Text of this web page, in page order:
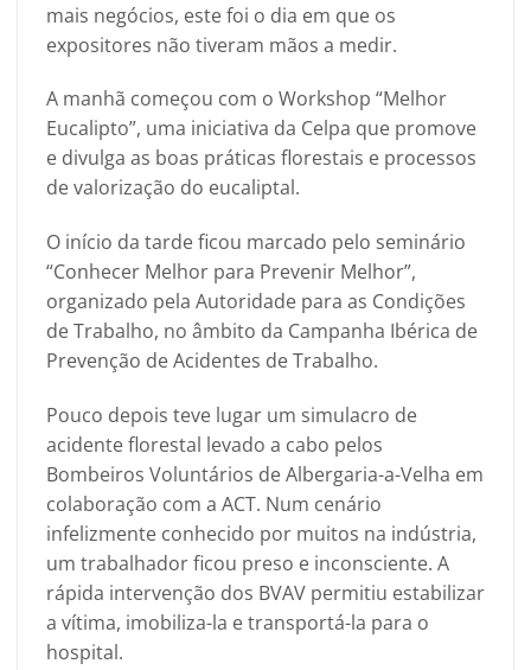
mais negócios, este foi o dia em que os
expositores não tiveram mãos a medir.
A manhã começou com o Workshop “Melhor
Eucalipto”, uma iniciativa da Celpa que promove
e divulga as boas práticas florestais e processos
de valorização do eucaliptal.
O início da tarde ficou marcado pelo seminário
“Conhecer Melhor para Prevenir Melhor”,
organizado pela Autoridade para as Condições
de Trabalho, no âmbito da Campanha Ibérica de
Prevenção de Acidentes de Trabalho.
Pouco depois teve lugar um simulacro de
acidente florestal levado a cabo pelos
Bombeiros Voluntários de Albergaria-a-Velha em
colaboração com a ACT. Num cenário
infelizmente conhecido por muitos na indústria,
um trabalhador ficou preso e inconsciente. A
rápida intervenção dos BVAV permitiu estabilizar
a vítima, imobiliza-la e transportá-la para o
hospital.